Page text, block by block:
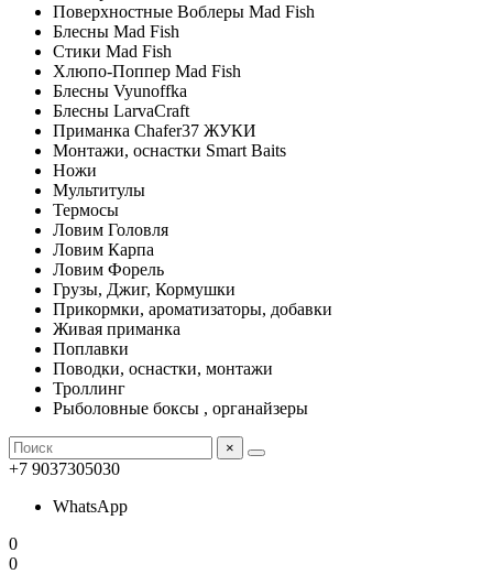
Поверхностные Воблеры Mad Fish
Блесны Mad Fish
Стики Mad Fish
Хлюпо-Поппер Mad Fish
Блесны Vyunoffka
Блесны LarvaCraft
Приманка Chafer37 ЖУКИ
Монтажи, оснастки Smart Baits
Ножи
Мультитулы
Термосы
Ловим Головля
Ловим Карпа
Ловим Форель
Грузы, Джиг, Кормушки
Прикормки, ароматизаторы, добавки
Живая приманка
Поплавки
Поводки, оснастки, монтажи
Троллинг
Рыболовные боксы , органайзеры
×
+7 9037305030
WhatsApp
0
0